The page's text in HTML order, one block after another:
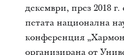
декември, през 2018 г.
петата национална
конференция
организирана от